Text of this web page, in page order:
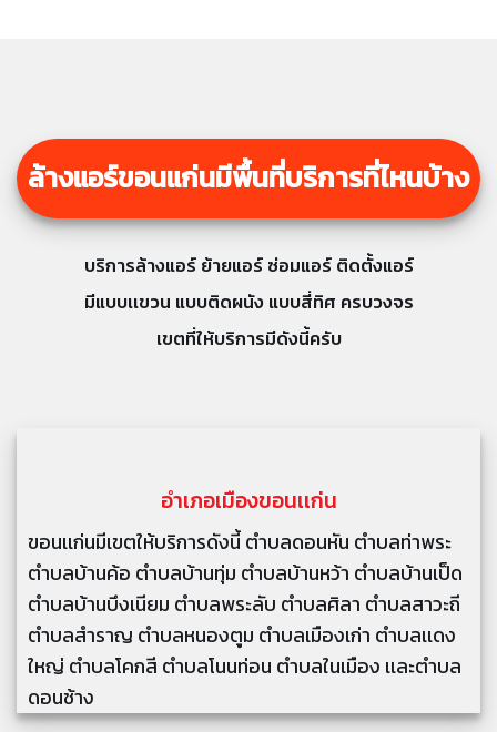
ล้างแอร์ขอนแก่นมีพื้นที่บริการที่ไหนบ้าง
บริการล้างแอร์ ย้ายแอร์ ซ่อมแอร์ ติดตั้งแอร์
มีแบบเเขวน แบบติดผนัง แบบสี่ทิศ ครบวงจร
เขตที่ให้บริการมีดังนี้ครับ
อำเภอเมืองขอนเเก่น
ขอนเเก่นมีเขตให้บริการดังนี้ ตำบลดอนหัน ตำบลท่าพระ
ตำบลบ้านค้อ ตำบลบ้านทุ่ม ตำบลบ้านหว้า ตำบลบ้านเป็ด
ตำบลบ้านบึงเนียม ตำบลพระลับ ตำบลศิลา ตำบลสาวะถี
ตำบลสำราญ ตำบลหนองตูม ตำบลเมืองเก่า ตำบลเเดง
ใหญ่ ตำบลโคกสี ตำบลโนนท่อน ตำบลในเมือง เเละตำบล
ดอนช้าง